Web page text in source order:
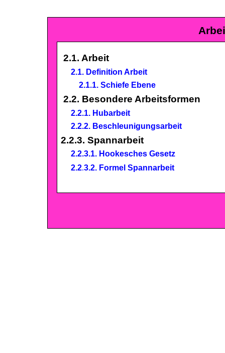
2.1. Arbeit
2.1. Definition Arbeit
2.1.1. Schiefe Ebene
2.2. Besondere Arbeitsformen
2.2.1. H ubarbeit
2.2.2. Beschleunigungsarbeit
2.2.3. Spannarbeit
2.2.3.1. Hookesches Gesetz
2.2.3.2. Formel Spannarbeit